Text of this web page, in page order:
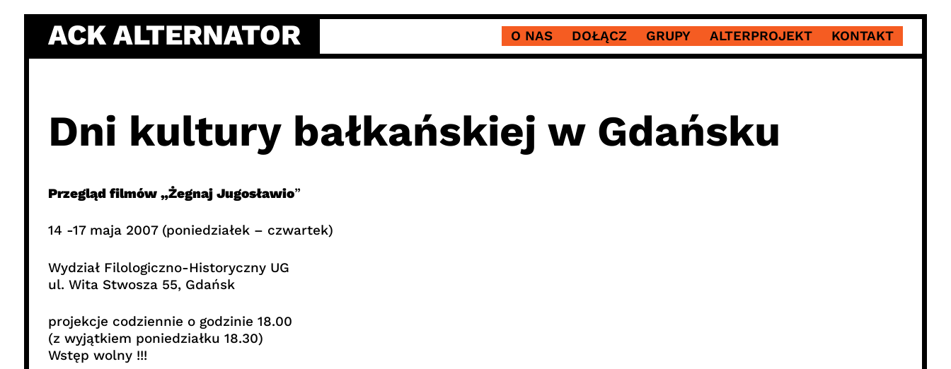
content
ACK ALTERNATOR O NAS DOŁĄCZ GRUPY ALTERPROJEKT KONTAKT
Dni kultury bałkańskiej w Gdańsku
Przegląd filmów „Żegnaj Jugosławio”
14 -17 maja 2007 (poniedziałek – czwartek)
Wydział Filologiczno-Historyczny UG
ul. Wita Stwosza 55, Gdańsk
projekcje codziennie o godzinie 18.00
(z wyjątkiem poniedziałku 18.30)
Wstęp wolny !!!